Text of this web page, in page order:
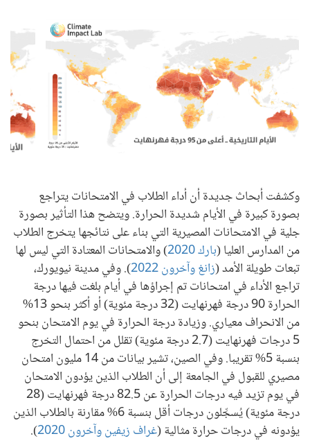
وكشفت أبحاث جديدة أن أداء الطلاب في الامتحانات يتراجع
بصورة كبيرة في الأيام شديدة الحرارة. ويتضح هذا التأثير بصورة
جلية في الامتحانات المصيرية التي بناء على نتائجها يتخرج الطلاب
من المدارس العليا (بارك 2020
) والامتحانات المعتادة التي ليس لها
تبعات طويلة الأمد (زانغ وآخرون 2022
). وفي مدينة نيويورك،
تراجع الأداء في امتحانات تم إجراؤها في أيام بلغت فيها درجة
الحرارة 90 درجة فهرنهايت (32 درجة مئوية) أو أكثر بنحو 13%
من الانحراف معياري. وزيادة درجة الحرارة في يوم الامتحان بنحو
5 درجات فهرنهايت (2.7 درجة مئوية) تقلل من احتمال التخرج
بنسبة 5% تقريبا. وفي الصين، تشير بيانات من 14 مليون امتحان
مصيري للقبول في الجامعة إلى أن الطلاب الذين يؤدون الامتحان
في يوم تزيد فيه درجات الحرارة عن 82.5 درجة فهرنهايت (28
درجة مئوية) يُسجِّلون درجات أقل بنسبة 6% مقارنة بالطلاب الذين
يؤدونه في درجات حرارة مثالية (غراف زيفين وآخرون 2020 ).